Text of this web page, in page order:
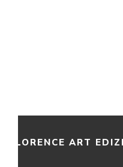
FLORENCE ART